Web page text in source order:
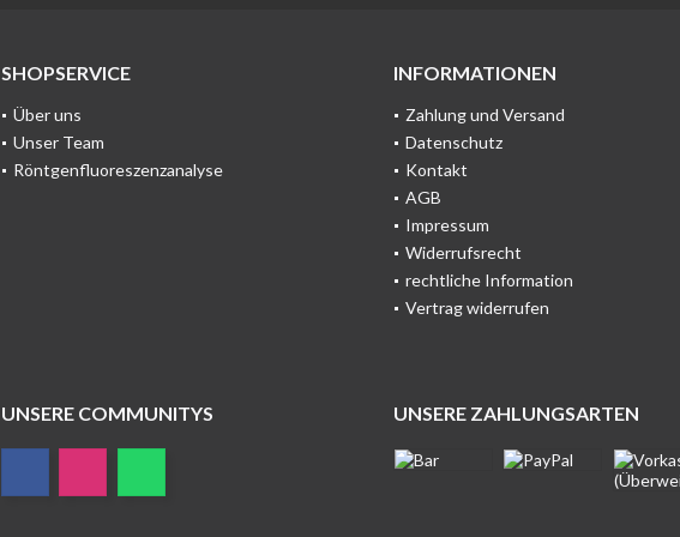
SHOPSERVICE
Über uns
Unser Team
Röntgenfluoreszenzanalyse
INFORMATIONEN
Zahlung und Versand
Datenschutz
Kontakt
AGB
Impressum
Widerrufsrecht
rechtliche Information
Vertrag widerrufen
UNSERE COMMUNITYS UNSERE ZAHLUNGSARTEN